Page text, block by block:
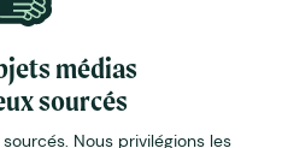
médias
sourcés
Nous privilégions les